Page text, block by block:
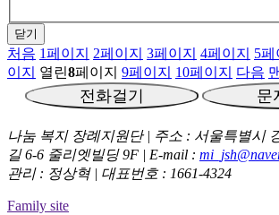
닫기
처음 1페이지 2페이지 3페이지 4페이지 5페
이지
열린8페이지 9페이지 10페이지 다음
나눔 복지 장례지원단 | 주소 : 서울특별시
길 6-6 줄리엣빌딩 9F | E-mail :
관리 : 정상혁 | 대표번호 : 1661-4324
Family site